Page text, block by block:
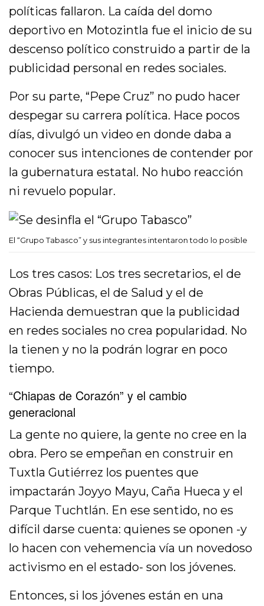
políticas fallaron. La caída del domo
deportivo en Motozintla fue el inicio de su
descenso político construido a partir de la
publicidad personal en redes sociales.
Por su parte, “Pepe Cruz” no pudo hacer
despegar su carrera política. Hace pocos
días, divulgó un video en donde daba a
conocer sus intenciones de contender por
la gubernatura estatal. No hubo reacción
ni revuelo popular.
El “Grupo Tabasco” y sus integrantes intentaron todo lo posible
Los tres casos: Los tres secretarios, el de
Obras Públicas, el de Salud y el de
Hacienda demuestran que la publicidad
en redes sociales no crea popularidad. No
la tienen y no la podrán lograr en poco
tiempo.
“Chiapas de Corazón” y el cambio
generacional
La gente no quiere, la gente no cree en la
obra. Pero se empeñan en construir en
Tuxtla Gutiérrez los puentes que
impactarán Joyyo Mayu, Caña Hueca y el
Parque Tuchtlán. En ese sentido, no es
difícil darse cuenta: quienes se oponen -y
lo hacen con vehemencia vía un novedoso
activismo en el estado- son los jóvenes.
Entonces, si los jóvenes están en una